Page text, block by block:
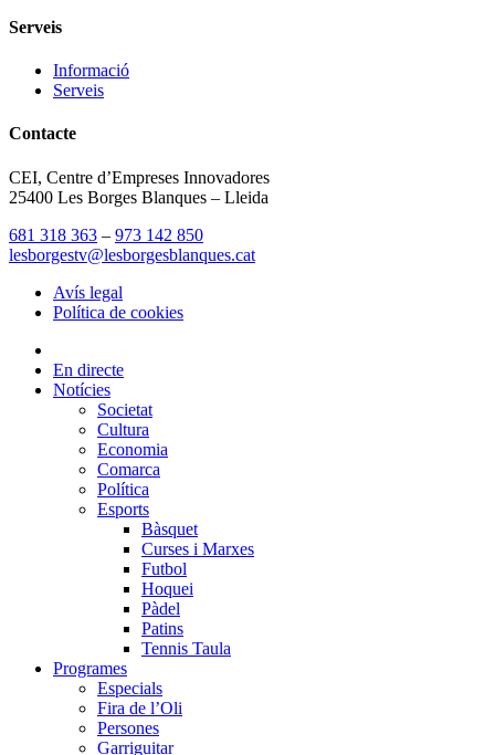
Serveis
Informació
Serveis
Contacte
CEI, Centre d’Empreses Innovadores
25400 Les Borges Blanques – Lleida
681 318 363 – 973 142 850
lesborgestv@lesborgesblanques.cat
Avís legal
Política de cookies
En directe
Notícies
Societat
Cultura
Economia
Comarca
Política
Esports
Bàsquet
Curses i Marxes
Futbol
Hoquei
Pàdel
Patins
Tennis Taula
Programes
Especials
Fira de l’Oli
Persones
Garriguitar